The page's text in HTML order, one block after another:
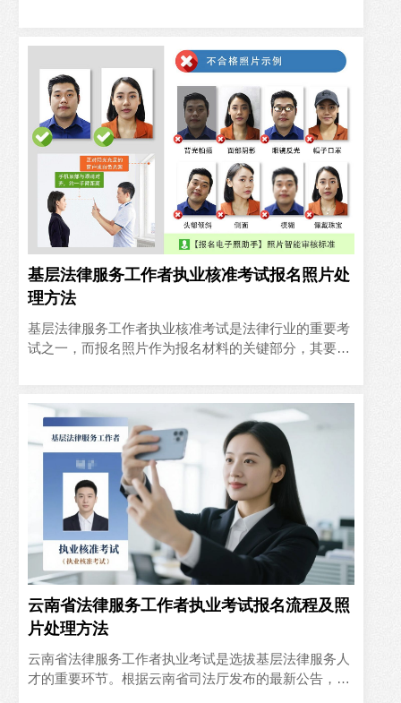
基层法律服务工作者执业核准考试报名照片处
理方法
基层法律服务工作者执业核准考试是法律行业的重要考
试之一，而报名照片作为报名材料的关键部分，其要求
云南省法律服务工作者执业考试报名流程及照
片处理方法
云南省法律服务工作者执业考试是选拔基层法律服务人
才的重要环节。根据云南省司法厅发布的最新公告，本